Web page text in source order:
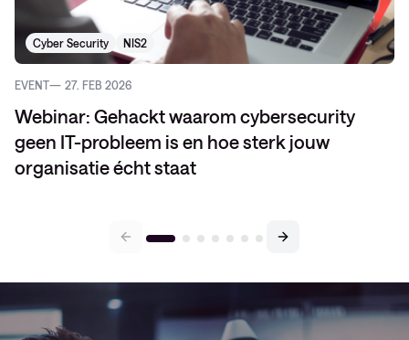
Cyber Security NIS2
EVENT 27. FEB 2026
Webinar: Gehackt waarom cybersecurity
geen IT-probleem is en hoe sterk jouw
organisatie écht staat